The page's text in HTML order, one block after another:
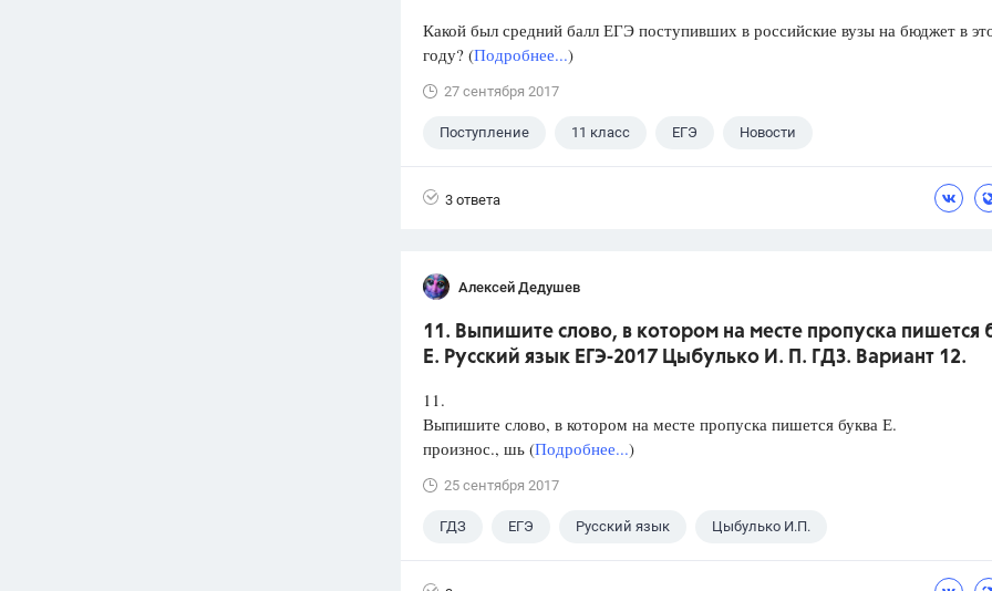
Какой был средний балл ЕГЭ поступивших в российские вузы на бюджет в
году? (Подробнее...)
27 сентября 2017
Поступление 11 класс ЕГЭ Новости
3 ответа
Алексей Дедушев
11. Выпишите слово, в котором на месте пропуска пишется
Е. Русский язык ЕГЭ-2017 Цыбулько И. П. ГДЗ. Вариант 12.
11.
Выпишите слово, в котором на месте пропуска пишется буква Е.
произнос., шь (Подробнее...)
25 сентября 2017
ГДЗ ЕГЭ Русский язык Цыбулько И.П.